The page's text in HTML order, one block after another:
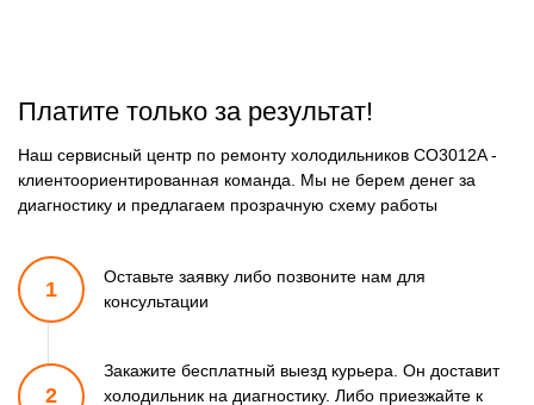
Платите только за результат!
Наш сервисный центр по ремонту холодильников CO3012A -
клиентоориентированная команда. Мы не берем денег за
диагностику и предлагаем прозрачную схему работы
1
Оставьте заявку либо позвоните нам для
консультации
2
Закажите бесплатный выезд курьера. Он доставит
холодильник на диагностику. Либо приезжайте к